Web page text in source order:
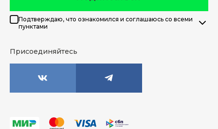
Подтверждаю, что ознакомился и соглашаюсь со всеми
пунктами
Присоединяйтесь